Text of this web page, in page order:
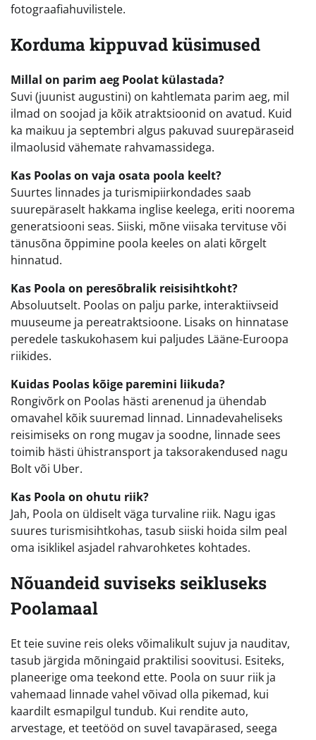
fotograafiahuvilistele.
Korduma kippuvad küsimused
Millal on parim aeg Poolat külastada?
Suvi (juunist augustini) on kahtlemata parim aeg, mil
ilmad on soojad ja kõik atraktsioonid on avatud. Kuid
ka maikuu ja septembri algus pakuvad suurepäraseid
ilmaolusid vähemate rahvamassidega.
Kas Poolas on vaja osata poola keelt?
Suurtes linnades ja turismipiirkondades saab
suurepäraselt hakkama inglise keelega, eriti noorema
generatsiooni seas. Siiski, mõne viisaka tervituse või
tänusõna õppimine poola keeles on alati kõrgelt
hinnatud.
Kas Poola on peresõbralik reisisihtkoht?
Absoluutselt. Poolas on palju parke, interaktiivseid
muuseume ja pereatraktsioone. Lisaks on hinnatase
peredele taskukohasem kui paljudes Lääne-Euroopa
riikides.
Kuidas Poolas kõige paremini liikuda?
Rongivõrk on Poolas hästi arenenud ja ühendab
omavahel kõik suuremad linnad. Linnadevaheliseks
reisimiseks on rong mugav ja soodne, linnade sees
toimib hästi ühistransport ja taksorakendused nagu
Bolt või Uber.
Kas Poola on ohutu riik?
Jah, Poola on üldiselt väga turvaline riik. Nagu igas
suures turismisihtkohas, tasub siiski hoida silm peal
oma isiklikel asjadel rahvarohketes kohtades.
Nõuandeid suviseks seikluseks
Poolamaal
Et teie suvine reis oleks võimalikult sujuv ja nauditav,
tasub järgida mõningaid praktilisi soovitusi. Esiteks,
planeerige oma teekond ette. Poola on suur riik ja
vahemaad linnade vahel võivad olla pikemad, kui
kaardilt esmapilgul tundub. Kui rendite auto,
arvestage, et teetööd on suvel tavapärased, seega